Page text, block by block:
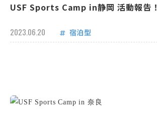
USF Sports Camp in静岡 活動報告！
2023.06.20 宿泊型